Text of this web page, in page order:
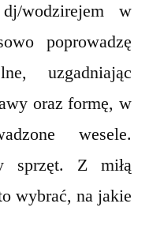
wodzirejem w
poprowadzę
uzgadniając
oraz formę, w
wesele.
sprzęt. Z miłą
wybrać, na jakie